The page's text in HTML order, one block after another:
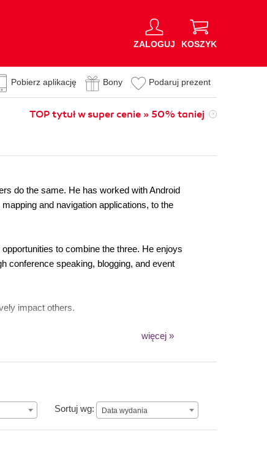
ZALOGUJ KOSZYK
Pobierz aplikację Bony Podaruj prezent
TOP tytuł w super cenie » 50% taniej
do the same. He has worked with Android
and navigation applications, to the
to combine the three. He enjoys
conference speaking, blogging, and event
impact others.
więcej »
Sortuj wg: Data wydania
Data wydania